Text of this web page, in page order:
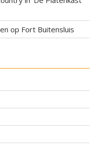
op Fort Buitensluis